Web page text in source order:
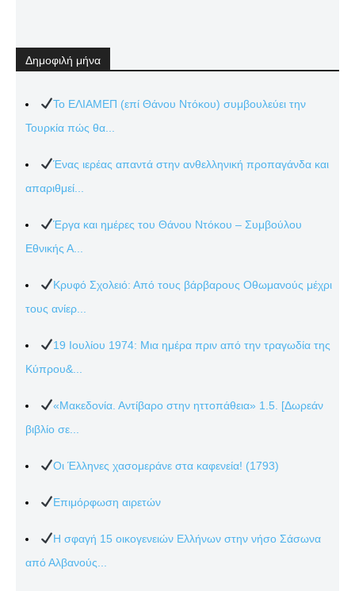
Δημοφιλή μήνα
Το ΕΛΙΑΜΕΠ (επί Θάνου Ντόκου) συμβουλεύει την
Τουρκία πώς θα...
Ένας ιερέας απαντά στην ανθελληνική προπαγάνδα και
απαριθμεί...
Έργα και ημέρες του Θάνου Ντόκου – Συμβούλου
Εθνικής Α...
Κρυφό Σχολειό: Από τους βάρβαρους Οθωμανούς μέχρι
τους ανίερ...
19 Ιουλίου 1974: Μια ημέρα πριν από την τραγωδία της
Κύπρου&...
«Μακεδονία. Αντίβαρο στην ηττοπάθεια» 1.5. [Δωρεάν
βιβλίο σε...
Οι Έλληνες χασομεράνε στα καφενεία! (1793)
Επιμόρφωση αιρετών
Η σφαγή 15 οικογενειών Ελλήνων στην νήσο Σάσωνα
από Αλβανούς...